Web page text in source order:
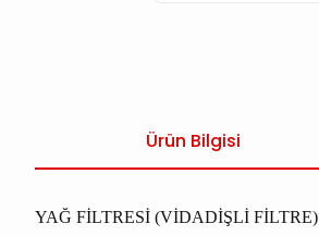
Ürün Bilgisi
YAĞ FİLTRESİ (VİDADİŞLİ FİLTRE)